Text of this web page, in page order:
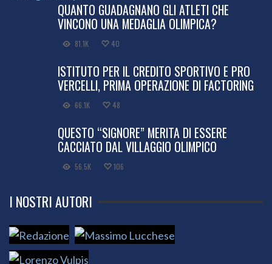
QUANTO GUADAGNANO GLI ATLETI CHE
VINCONO UNA MEDAGLIA OLIMPICA?
81.1K 40
ISTITUTO PER IL CREDITO SPORTIVO E PRO
VERCELLI, PRIMA OPERAZIONE DI FACTORING
66.1K 48
QUESTO “SIGNORE” MERITA DI ESSERE
CACCIATO DAL VILLAGGIO OLIMPICO
56.5K 106
I NOSTRI AUTORI